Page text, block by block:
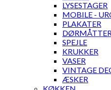
LYSESTAGER
MOBILE -
PLAKATER
SPEJLE
KRUKKER
VASER
VINTAGE
ÆSKER